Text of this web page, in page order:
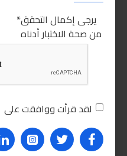
يرجى إكمال التحقق
من صحة الاختبار أدناه
لقد قرأت ووافقت على